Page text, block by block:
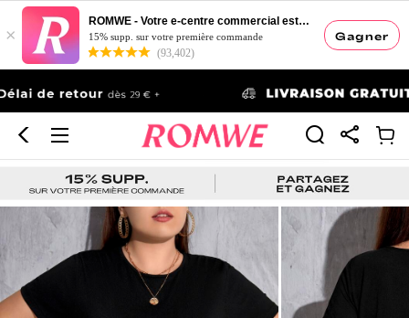
Gagner
×
ROMWE - Votre e-centre commercial esthétique
15% supp. sur votre première commande
(93,402)